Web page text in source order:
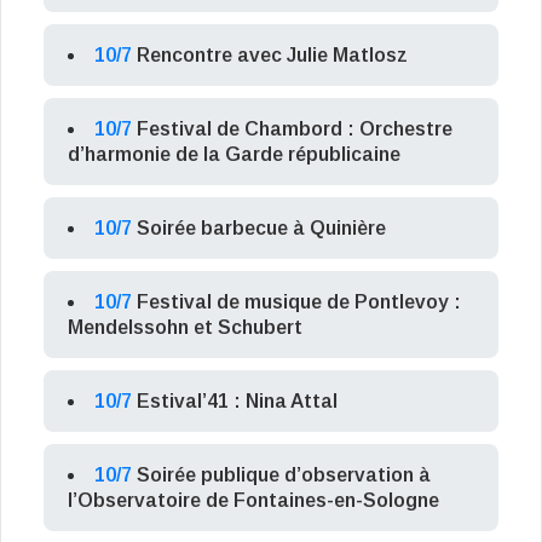
10/7 Rencontre avec Julie Matlosz
10/7 Festival de Chambord : Orchestre
d’harmonie de la Garde républicaine
10/7 Soirée barbecue à Quinière
10/7 Festival de musique de Pontlevoy :
Mendelssohn et Schubert
10/7 Estival’41 : Nina Attal
10/7 Soirée publique d’observation à
l’Observatoire de Fontaines-en-Sologne